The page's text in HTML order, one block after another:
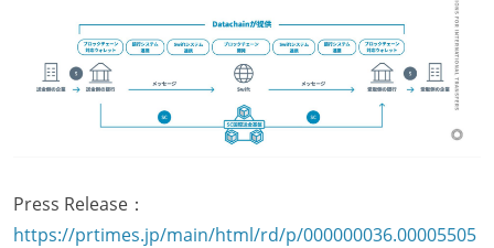
Press Release：
https://prtimes.jp/main/html/rd/p/000000036.00005505